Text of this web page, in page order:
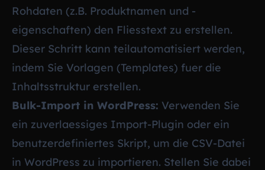
Rohdaten (z.B. Produktnamen und -
eigenschaften) den Fliesstext zu erstellen.
Dieser Schritt kann teilautomatisiert werden,
indem Sie Vorlagen (Templates) fuer die
Inhaltsstruktur erstellen.
Bulk-Import in WordPress: Verwenden Sie
ein zuverlaessiges Import-Plugin oder ein
benutzerdefiniertes Skript, um die CSV-Datei
in WordPress zu importieren. Stellen Sie dabei